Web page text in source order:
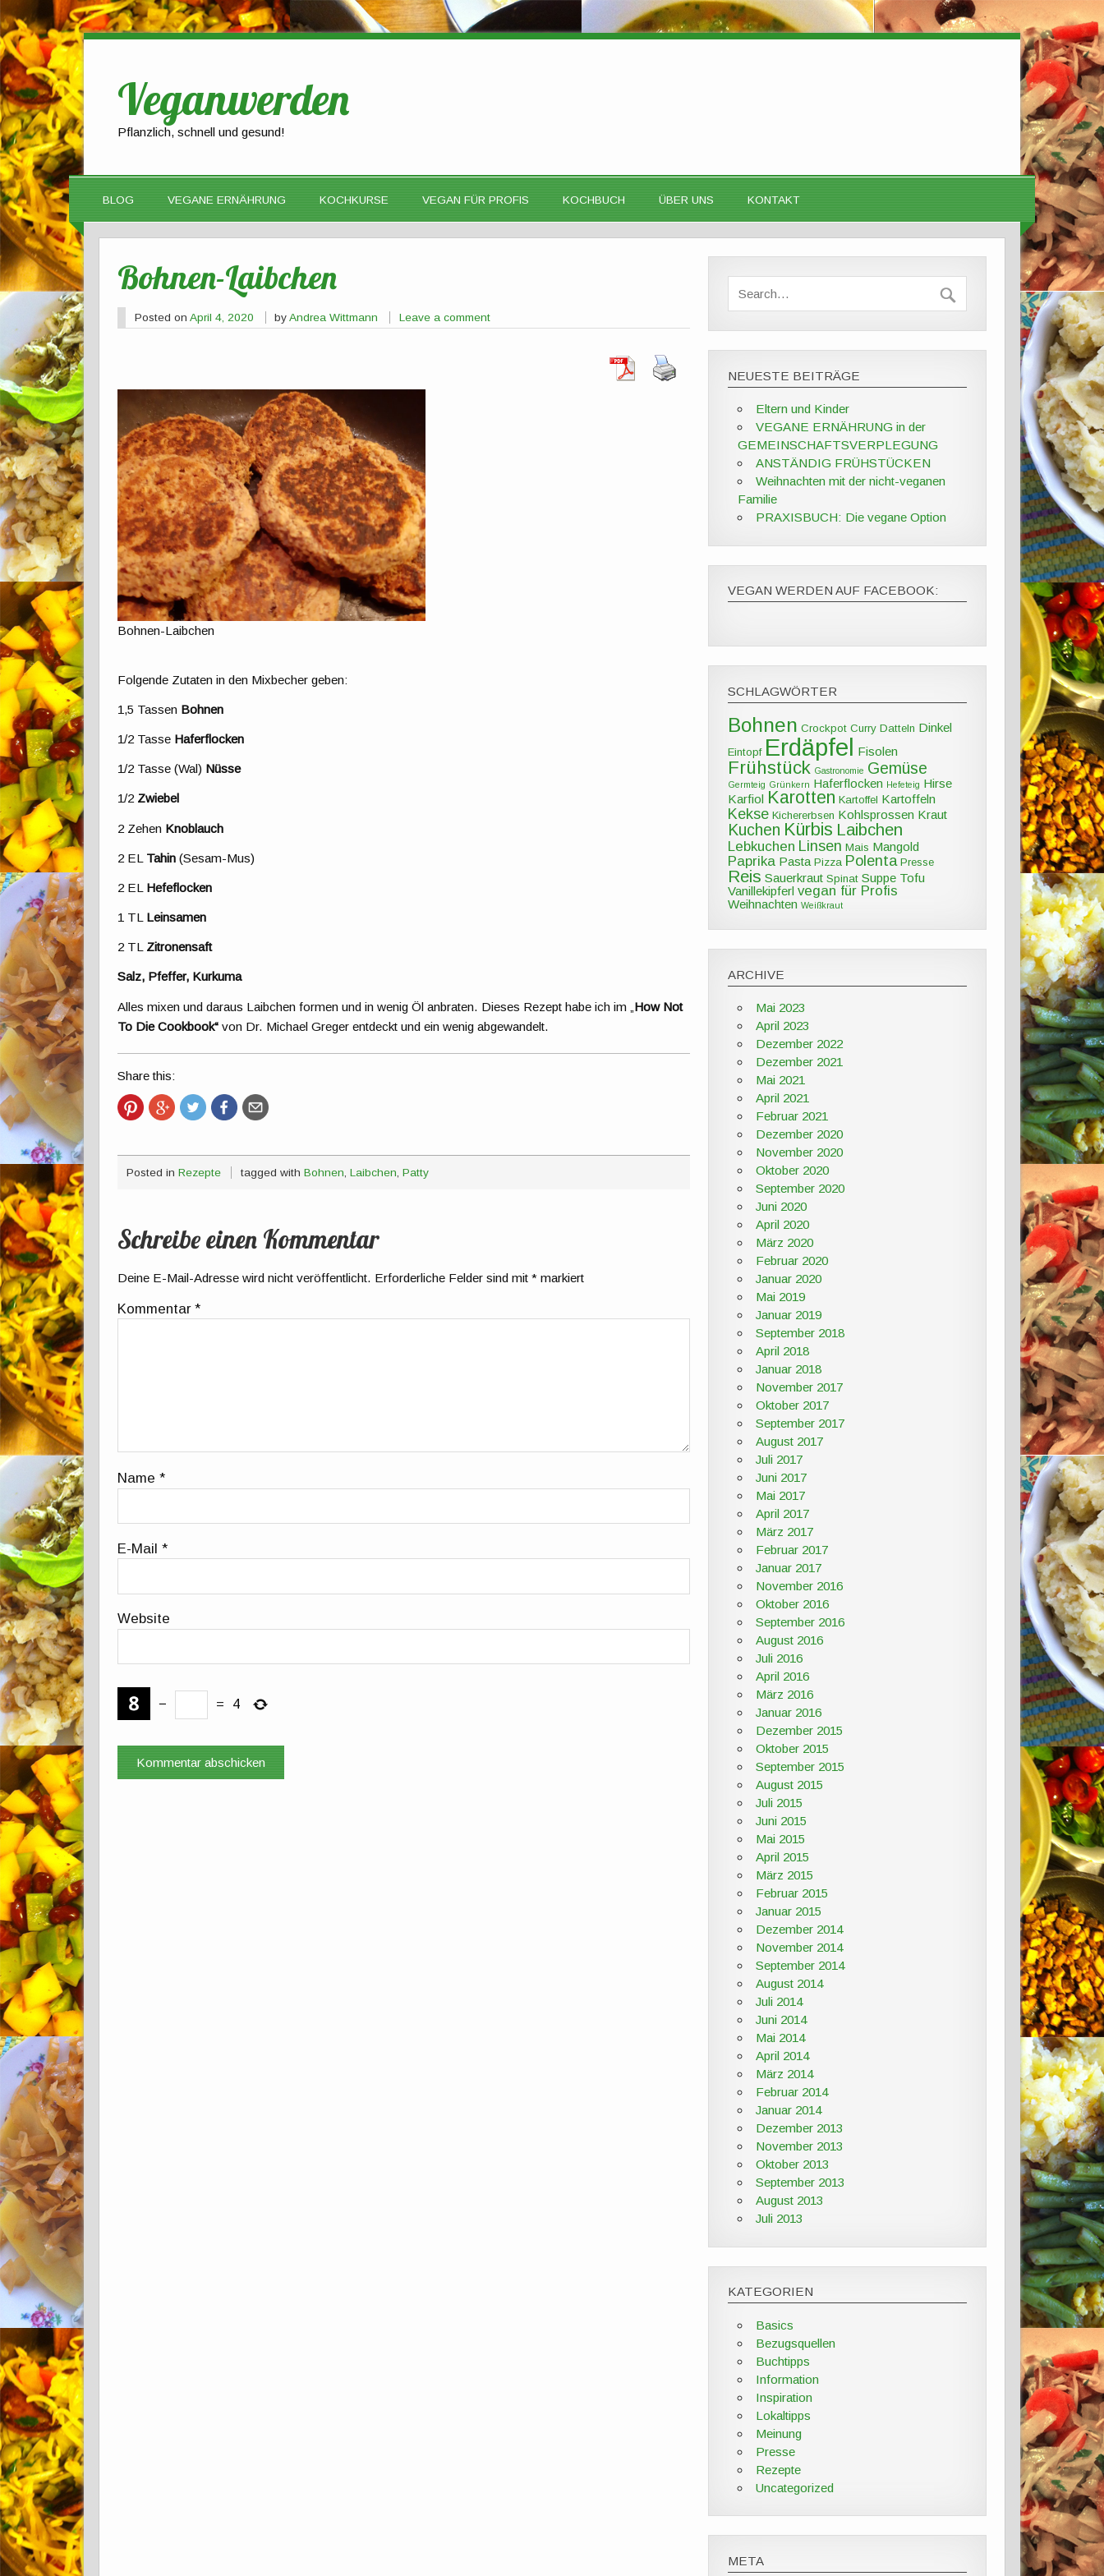
Veganwerden
Pflanzlich, schnell und gesund!
BLOG VEGANE ERNÄHRUNG KOCHKURSE VEGAN FÜR PROFIS KOCHBUCH ÜBER UNS KONTAKT
Bohnen-Laibchen
Posted on April 4, 2020 byAndrea Wittmann Leave a comment
Bohnen-Laibchen
Folgende Zutaten in den Mixbecher geben:
1,5 Tassen Bohnen
1/2 Tasse Haferflocken
1/2 Tasse (Wal) Nüsse
1/2 Zwiebel
2 Zehen Knoblauch
2 EL Tahin(Sesam-Mus)
2 EL Hefeflocken
1 TL Leinsamen
2 TL Zitronensaft
Salz, Pfeffer, Kurkuma
Alles mixen und daraus Laibchen formen und in wenig Öl anbraten. Dieses Rezept habe ich im „ How Not
To Die Cookbook“ von Dr. Michael Greger entdeckt und ein wenig abgewandelt.
Share this:
Posted in Rezepte tagged withBohnen,Laibchen,Patty
Schreibe einen Kommentar
Deine E-Mail-Adresse wird nicht veröffentlicht. Erforderliche Felder sind mit* markiert
Kommentar*
Name*
E-Mail*
Website
− = 4
NEUESTE BEITRÄGE
Eltern und Kinder
VEGANE ERNÄHRUNG in der
GEMEINSCHAFTSVERPLEGUNG
ANSTÄNDIG FRÜHSTÜCKEN
Weihnachten mit der nicht-veganen
Familie
PRAXISBUCH: Die vegane Option
VEGAN WERDEN AUF FACEBOOK:
SCHLAGWÖRTER
Bohnen Crockpot Curry Datteln Dinkel
Eintopf Erdäpfel Fisolen
Frühstück Gastronomie Gemüse
Germteig Grünkern Haferflocken Hefeteig Hirse
Karfiol Karotten Kartoffel Kartoffeln
Kekse Kichererbsen Kohlsprossen Kraut
Kuchen Kürbis Laibchen
Lebkuchen Linsen Mais Mangold
Paprika Pasta Pizza Polenta Presse
Reis Sauerkraut Spinat Suppe Tofu
Vanillekipferl vegan für Profis
Weihnachten Weißkraut
ARCHIVE
Mai 2023
April 2023
Dezember 2022
Dezember 2021
Mai 2021
April 2021
Februar 2021
Dezember 2020
November 2020
Oktober 2020
September 2020
Juni 2020
April 2020
März 2020
Februar 2020
Januar 2020
Mai 2019
Januar 2019
September 2018
April 2018
Januar 2018
November 2017
Oktober 2017
September 2017
August 2017
Juli 2017
Juni 2017
Mai 2017
April 2017
März 2017
Februar 2017
Januar 2017
November 2016
Oktober 2016
September 2016
August 2016
Juli 2016
April 2016
März 2016
Januar 2016
Dezember 2015
Oktober 2015
September 2015
August 2015
Juli 2015
Juni 2015
Mai 2015
April 2015
März 2015
Februar 2015
Januar 2015
Dezember 2014
November 2014
September 2014
August 2014
Juli 2014
Juni 2014
Mai 2014
April 2014
März 2014
Februar 2014
Januar 2014
Dezember 2013
November 2013
Oktober 2013
September 2013
August 2013
Juli 2013
KATEGORIEN
Basics
Bezugsquellen
Buchtipps
Information
Inspiration
Lokaltipps
Meinung
Presse
Rezepte
Uncategorized
META